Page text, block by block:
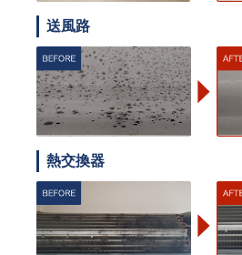
送風路
熱交換器